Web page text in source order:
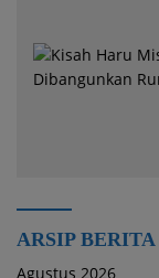
ARSIP BERITA
Agustus 2026